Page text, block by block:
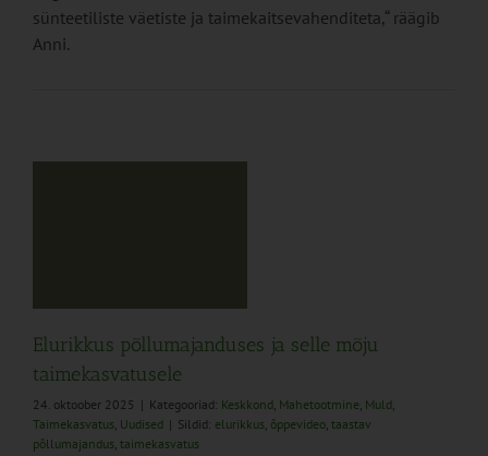
sünteetiliste väetiste ja taimekaitsevahenditeta,“ räägib
Anni.
Elurikkus põllumajanduses ja selle mõju
taimekasvatusele
24. oktoober 2025 | Kategooriad: Keskkond, Mahetootmine, Muld,
Taimekasvatus, Uudised | Sildid: elurikkus, õppevideo, taastav
põllumajandus, taimekasvatus